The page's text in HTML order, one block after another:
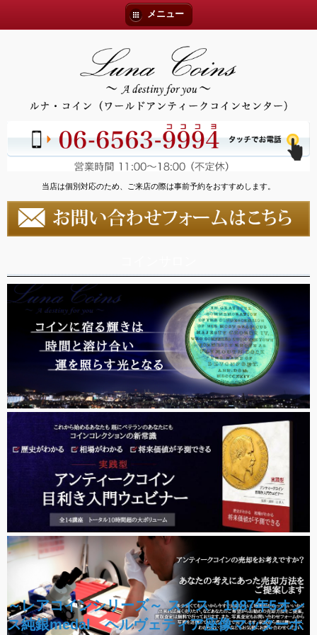
メニュー
当店は個別対応のため、ご来店の際は事前予約をおすすめします。
～レアコインシリーズ～ スイス 1987年5オン
ス純銀medal ヘルヴェティア座像マッターホ